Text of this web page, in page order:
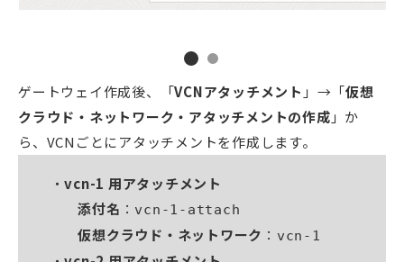
ゲートウェイ作成後、「VCNアタッチメント 」→「仮想
クラウド・ネットワーク・アタッチメントの作成 」か
ら、VCNごとにアタッチメントを作成します。
vcn-1 用アタッチメント
添付名 ： vcn-1-attach
仮想クラウド・ネットワーク ： vcn-1